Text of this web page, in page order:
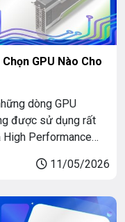
GPU Nào Cho
dòng GPU
được sử dụng rất
High Performance
thuộc thế hệ Ampere
11/05/2026